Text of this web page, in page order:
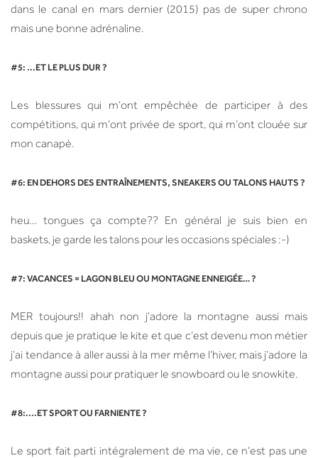
dans le canal en mars dernier (2015) pas de super chrono
mais une bonne adrénaline.
#5: ...ET LE PLUS DUR ?
Les blessures qui m’ont empêchée de participer à des
compétitions, qui m’ont privée de sport, qui m’ont clouée sur
mon canapé.
#6: EN DEHORS DES ENTRAÎNEMENTS, SNEAKERS OU TALONS HAUTS ?
heu… tongues ça compte?? En général je suis bien en
baskets, je garde les talons pour les occasions spéciales :-)
#7: VACANCES = LAGON BLEU OU MONTAGNE ENNEIGÉE… ?
MER toujours!! ahah non j’adore la montagne aussi mais
depuis que je pratique le kite et que c’est devenu mon métier
j’ai tendance à aller aussi à la mer même l’hiver, mais j’adore la
montagne aussi pour pratiquer le snowboard ou le snowkite.
#8:....ET SPORT OU FARNIENTE ?
Le sport fait parti intégralement de ma vie, ce n’est pas une